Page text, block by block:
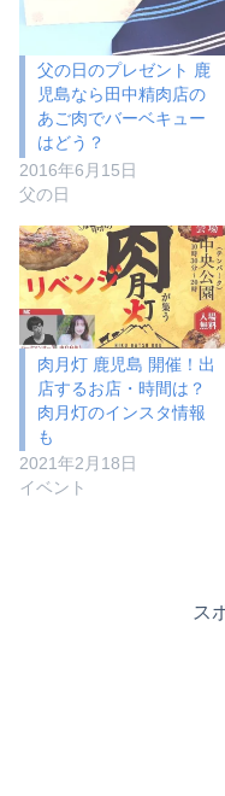
父の日のプレゼント 鹿
児島なら田中精肉店の
あご肉でバーベキュー
はどう？
2016年6月15日
父の日
肉月灯 鹿児島 開催！出
店するお店・時間は？
肉月灯のインスタ情報
も
2021年2月18日
イベント
ス